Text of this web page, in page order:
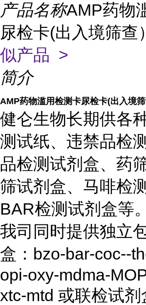
产品名称AMP药物
尿检卡(出入境筛查
似产品 >
简介
AMP药物滥用检测卡尿检卡(出入境筛
健仑生物长期供各
测试纸、违禁品检
品检测试剂盒、药
筛试剂盒、马啡检
BAR检测试剂盒等。
我司同时提供独立
盒：bzo-bar-coc--
opi-oxy-mdma-
xtc-mtd 或联检试